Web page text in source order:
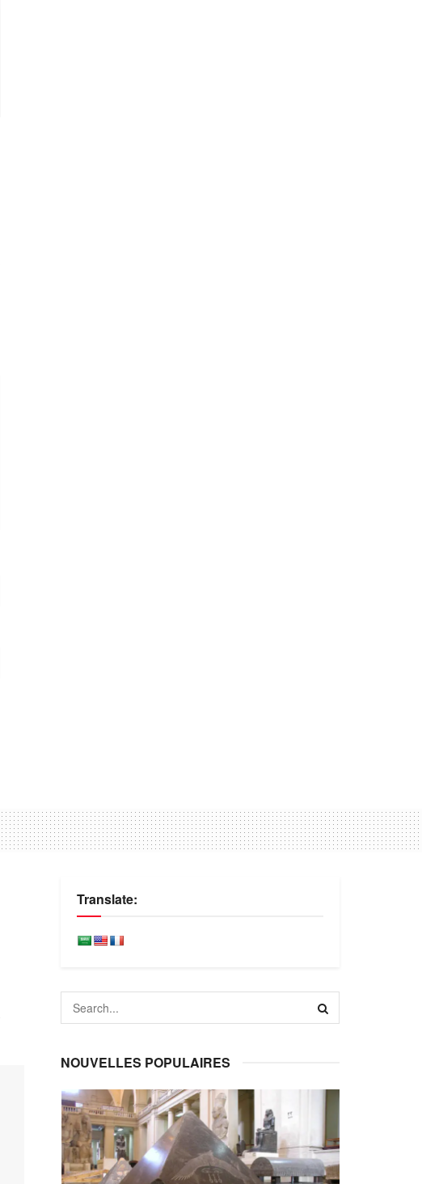
Translate:
NOUVELLES POPULAIRES